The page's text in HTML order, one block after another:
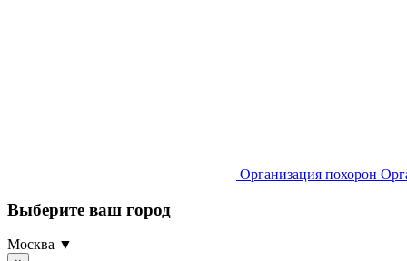
Организация похорон
Выберите ваш город
Москва ▼